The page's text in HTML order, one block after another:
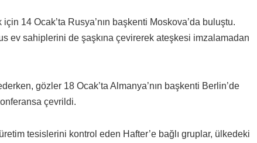
14 Ocak’ta Rusya’nın başkenti Moskova’da buluştu.
ev sahiplerini de şaşkına çevirerek ateşkesi imzalamadan
gözler 18 Ocak’ta Almanya’nın başkenti Berlin’de
çevrildi.
tesislerini kontrol eden Hafter’e bağlı gruplar, ülkedeki